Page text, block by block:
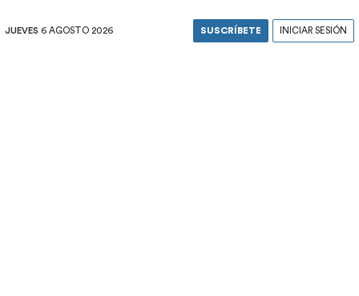
JUEVES 6 AGOSTO 2026 SUSCRÍBETE INICIAR SESIÓN